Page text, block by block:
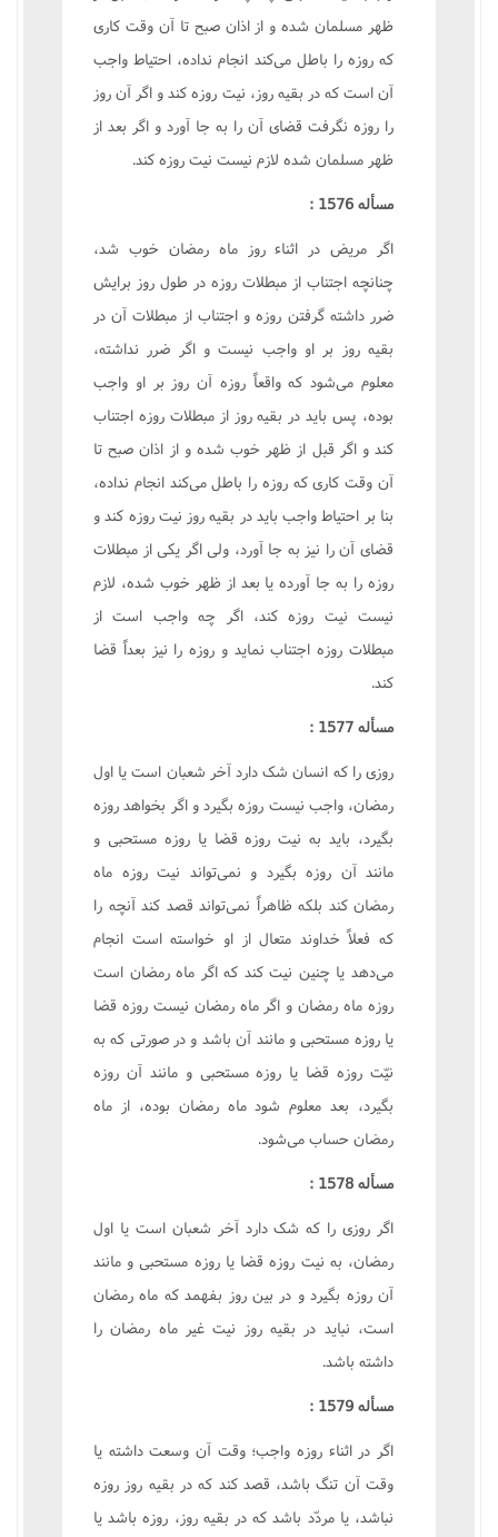
ظهر مسلمان شده و از اذان صبح تا آن وقت کاری
که روزه را باطل می‌کند انجام نداده، احتیاط واجب
آن است که در بقیه روز، نیت روزه کند و اگر آن روز
را روزه نگرفت قضای آن را به جا آورد و اگر بعد از
ظهر مسلمان شده لازم نیست نیت روزه کند.
مسأله 1576 :
اگر مریض در اثناء روز ماه رمضان خوب شد،
چنانچه اجتناب از مبطلات روزه در طول روز برایش
ضرر داشته گرفتن روزه و اجتناب از مبطلات آن در
بقیه روز بر او واجب نیست و اگر ضرر نداشته،
معلوم می‌شود که واقعاً روزه آن روز بر او واجب
بوده، پس باید در بقیه روز از مبطلات روزه اجتناب
کند و اگر قبل از ظهر خوب شده و از اذان صبح تا
آن وقت کاری که روزه را باطل می‌کند انجام نداده،
بنا بر احتیاط واجب باید در بقیه روز نیت روزه کند و
قضای آن را نیز به جا آورد، ولی اگر یکی از مبطلات
روزه را به جا آورده یا بعد از ظهر خوب شده، لازم
نیست نیت روزه کند، اگر چه واجب است از
مبطلات روزه اجتناب نماید و روزه را نیز بعداً قضا
کند.
مسأله 1577 :
روزی را که انسان شک دارد آخر شعبان است یا اول
رمضان، واجب نیست روزه بگیرد و اگر بخواهد روزه
بگیرد، باید به نیت روزه قضا یا روزه مستحبی و
مانند آن روزه بگیرد و نمی‌تواند نیت روزه ماه
رمضان کند بلکه ظاهراً نمی‌تواند قصد کند آنچه را
که فعلاً خداوند متعال از او خواسته است انجام
می‌دهد یا چنین نیت کند که اگر ماه رمضان است
روزه ماه رمضان و اگر ماه رمضان نیست روزه قضا
یا روزه مستحبی و مانند آن باشد و در صورتی که به
نیّت روزه قضا یا روزه مستحبی و مانند آن روزه
بگیرد، بعد معلوم شود ماه رمضان بوده، از ماه
رمضان حساب می‌شود.
مسأله 1578 :
اگر روزی را که شک دارد آخر شعبان است یا اول
رمضان، به نیت روزه قضا یا روزه مستحبی و مانند
آن روزه بگیرد و در بین روز بفهمد که ماه رمضان
است، نباید در بقیه روز نیت غیر ماه رمضان را
داشته باشد.
مسأله 1579 :
اگر در اثناء روزه واجب؛ وقت آن وسعت داشته یا
وقت آن تنگ باشد، قصد کند که در بقیه روز روزه
نباشد، یا مردّد باشد که در بقیه روز، روزه باشد یا